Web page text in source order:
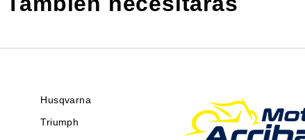
Husqvarna
Triumph